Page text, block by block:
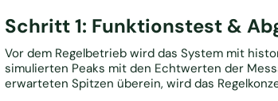
Schritt 1: Funktionstest &
Vor dem Regelbetrieb wird das System mit
simulierten Peaks mit den Echtwerten der
erwarteten Spitzen überein, wird das